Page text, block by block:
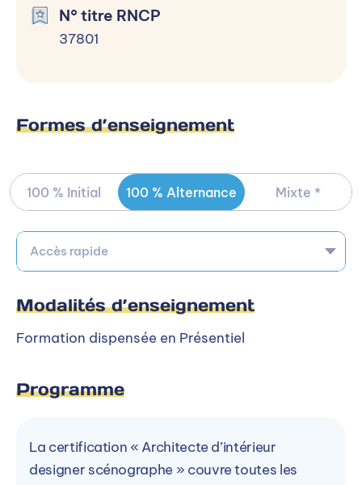
N° titre RNCP
37801
Formes d’enseignement
100 % Initial 100 % Alternance Mixte *
Accès rapide
Modalités d’enseignement
Formation dispensée en Présentiel
Programme
La certification « Architecte d’intérieur
designer scénographe » couvre toutes les